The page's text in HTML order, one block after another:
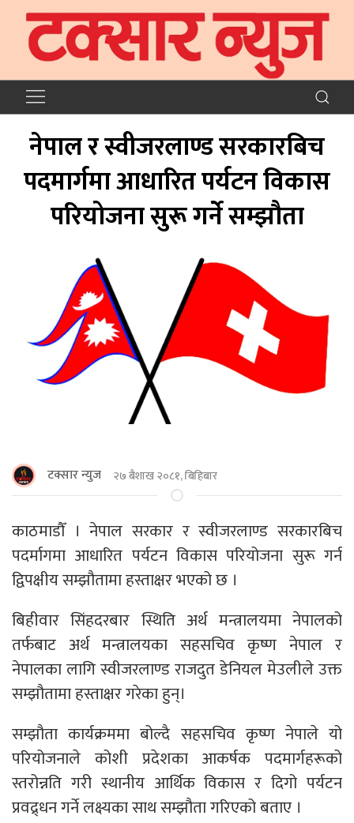
नेपाल र स्वीजरलाण्ड सरकारबिच
पदमार्गमा आधारित पर्यटन विकास
परियोजना सुरू गर्ने सम्झौता
टक्सार न्युज २७ बैशाख २०८१, बिहिबार
काठमाडाैँ । नेपाल सरकार र स्वीजरलाण्ड सरकारबिच
पदर्मागमा आधारित पर्यटन विकास परियोजना सुरू गर्न
द्विपक्षीय सम्झौतामा हस्ताक्षर भएको छ ।
बिहीवार सिंहदरबार स्थिति अर्थ मन्त्रालयमा नेपालको
तर्फबाट अर्थ मन्त्रालयका सहसचिव कृष्ण नेपाल र
नेपालका लागि स्वीजरलाण्ड राजदुत डेनियल मेउलीले उक्त
सम्झौतामा हस्ताक्षर गरेका हुन्।
सम्झौता कार्यक्रममा बोल्दै सहसचिव कृष्ण नेपाले यो
परियोजनाले कोशी प्रदेशका आकर्षक पदमार्गहरूको
स्तरोन्नति गरी स्थानीय आर्थिक विकास र दिगो पर्यटन
प्रवद्र्धन गर्ने लक्ष्यका साथ सम्झौता गरिएको बताए ।